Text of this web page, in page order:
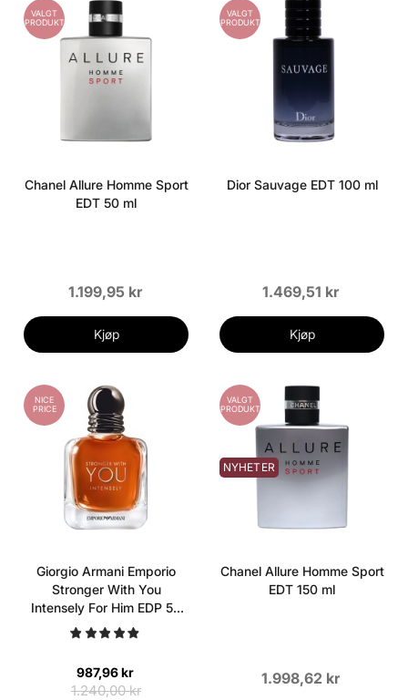
VALGT
PRODUKT
Chanel Allure Homme Sport
EDT 50 ml
1.199,95 kr
Kjøp
VALGT
PRODUKT
Dior Sauvage EDT 100 ml
1.469,51 kr
Kjøp
NICE
PRICE
Giorgio Armani Emporio
Stronger With You
Intensely For Him EDP 50
ml
987,96 kr
1.240,00 kr
VALGT
PRODUKT
NYHETER
Chanel Allure Homme Sport
EDT 150 ml
1.998,62 kr